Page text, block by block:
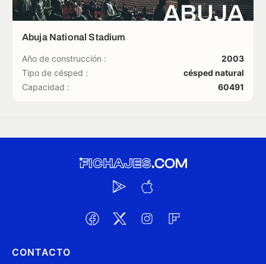
ABUJA
Abuja National Stadium
Año de construcción :
2003
Tipo de césped :
césped natural
Capacidad :
60491
CONTACTO